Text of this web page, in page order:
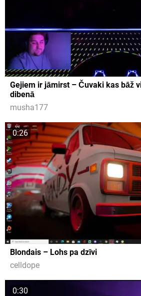
Gejiem ir jāmirst – Čuvaki kas bāž
dibenā
musha177
0:26
Blondais – Lohs pa dzīvi
celldope
0:30